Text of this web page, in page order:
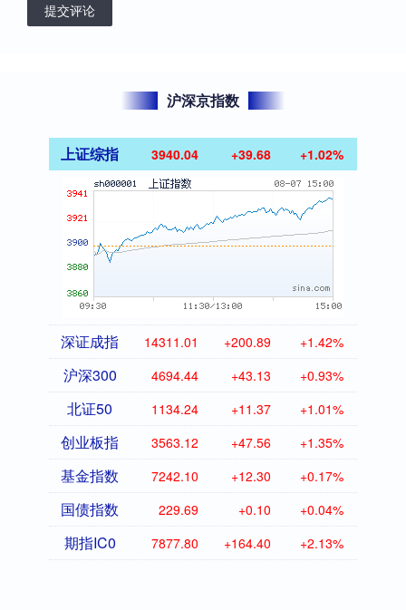
提交评论
沪深京指数
上证综指 3940.04 +39.68 +1.02%
深证成指 14311.01 +200.89 +1.42%
沪深300 4694.44 +43.13 +0.93%
北证50 1134.24 +11.37 +1.01%
创业板指 3563.12 +47.56 +1.35%
基金指数 7242.10 +12.30 +0.17%
国债指数 229.69 +0.10 +0.04%
期指IC0 7877.80 +164.40 +2.13%